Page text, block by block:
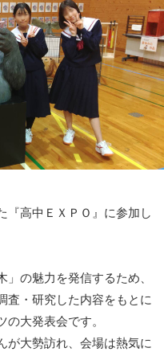
『高中ＥＸＰＯ』に参加し
の魅力を発信するため、
査・研究した内容をもとに
大発表会です。
が大勢訪れ、会場は熱気に